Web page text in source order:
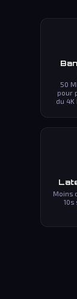
50
pour
du 4K
Moins
10s